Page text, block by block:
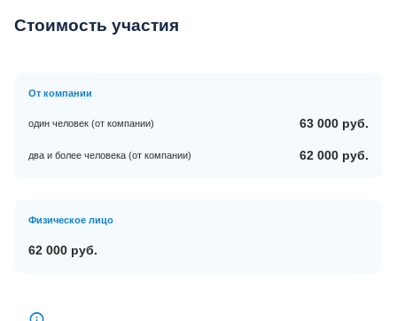
Стоимость участия
От компании
один человек (от компании) 63 000 руб.
два и более человека (от компании) 62 000 руб.
Физическое лицо
62 000 руб.